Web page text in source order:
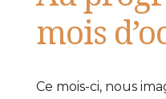
mois
Ce mois-ci, nous